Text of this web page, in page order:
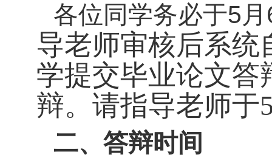
各位同学务必于5月
导老师审核后系统
学提交毕业论文答
辩。请指导老师于
二、答辩时间